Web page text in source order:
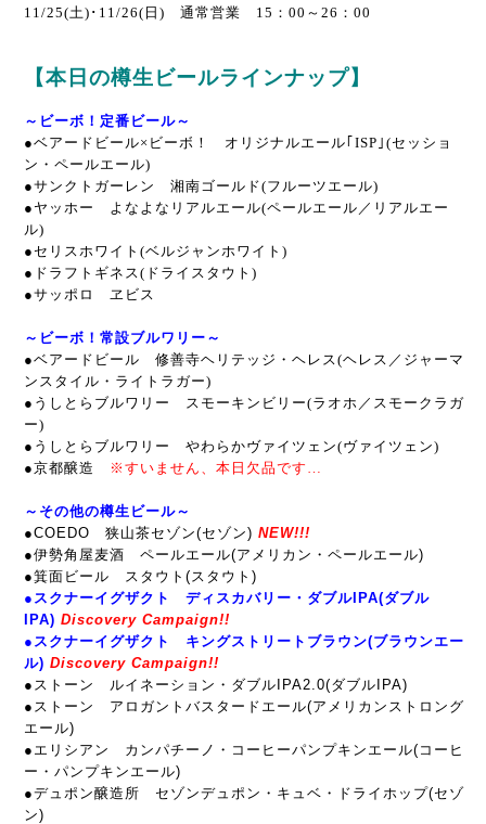
11/25(土)･11/26(日) 通常営業 15：00～26：00
【本日の樽生ビールラインナップ】
～ビーボ！定番ビール～
●ベアードビール×ビーボ！ オリジナルエール｢ISP｣(セッショ
ン・ペールエール)
●サンクトガーレン 湘南ゴールド(フルーツエール)
●ヤッホー よなよなリアルエール(ペールエール／リアルエー
ル)
●セリスホワイト(ベルジャンホワイト)
●ドラフトギネス(ドライスタウト)
●サッポロ ヱビス
～ビーボ！常設ブルワリー～
●ベアードビール 修善寺ヘリテッジ・ヘレス(ヘレス／ジャーマ
ンスタイル・ライトラガー)
●うしとらブルワリー スモーキンビリー(ラオホ／スモークラガ
ー)
●うしとらブルワリー やわらかヴァイツェン(ヴァイツェン)
●京都醸造
※すいません、本日欠品です…
～その他の樽生ビール～
●COEDO 狭山茶セゾン(セゾン) NEW!!!
●伊勢角屋麦酒 ペールエール(アメリカン・ペールエール)
●箕面ビール スタウト(スタウト)
●スクナーイグザクト ディスカバリー・ダブルIPA(ダブル
IPA) Discovery Campaign!!
●スクナーイグザクト キングストリートブラウン(ブラウンエー
ル) Discovery Campaign!!
●ストーン ルイネーション・ダブルIPA2.0(ダブルIPA)
●ストーン アロガントバスタードエール(アメリカンストロング
エール)
●エリシアン カンパチーノ・コーヒーパンプキンエール(コーヒ
ー・パンプキンエール)
●デュポン醸造所 セゾンデュポン・キュベ・ドライホップ(セゾ
ン)